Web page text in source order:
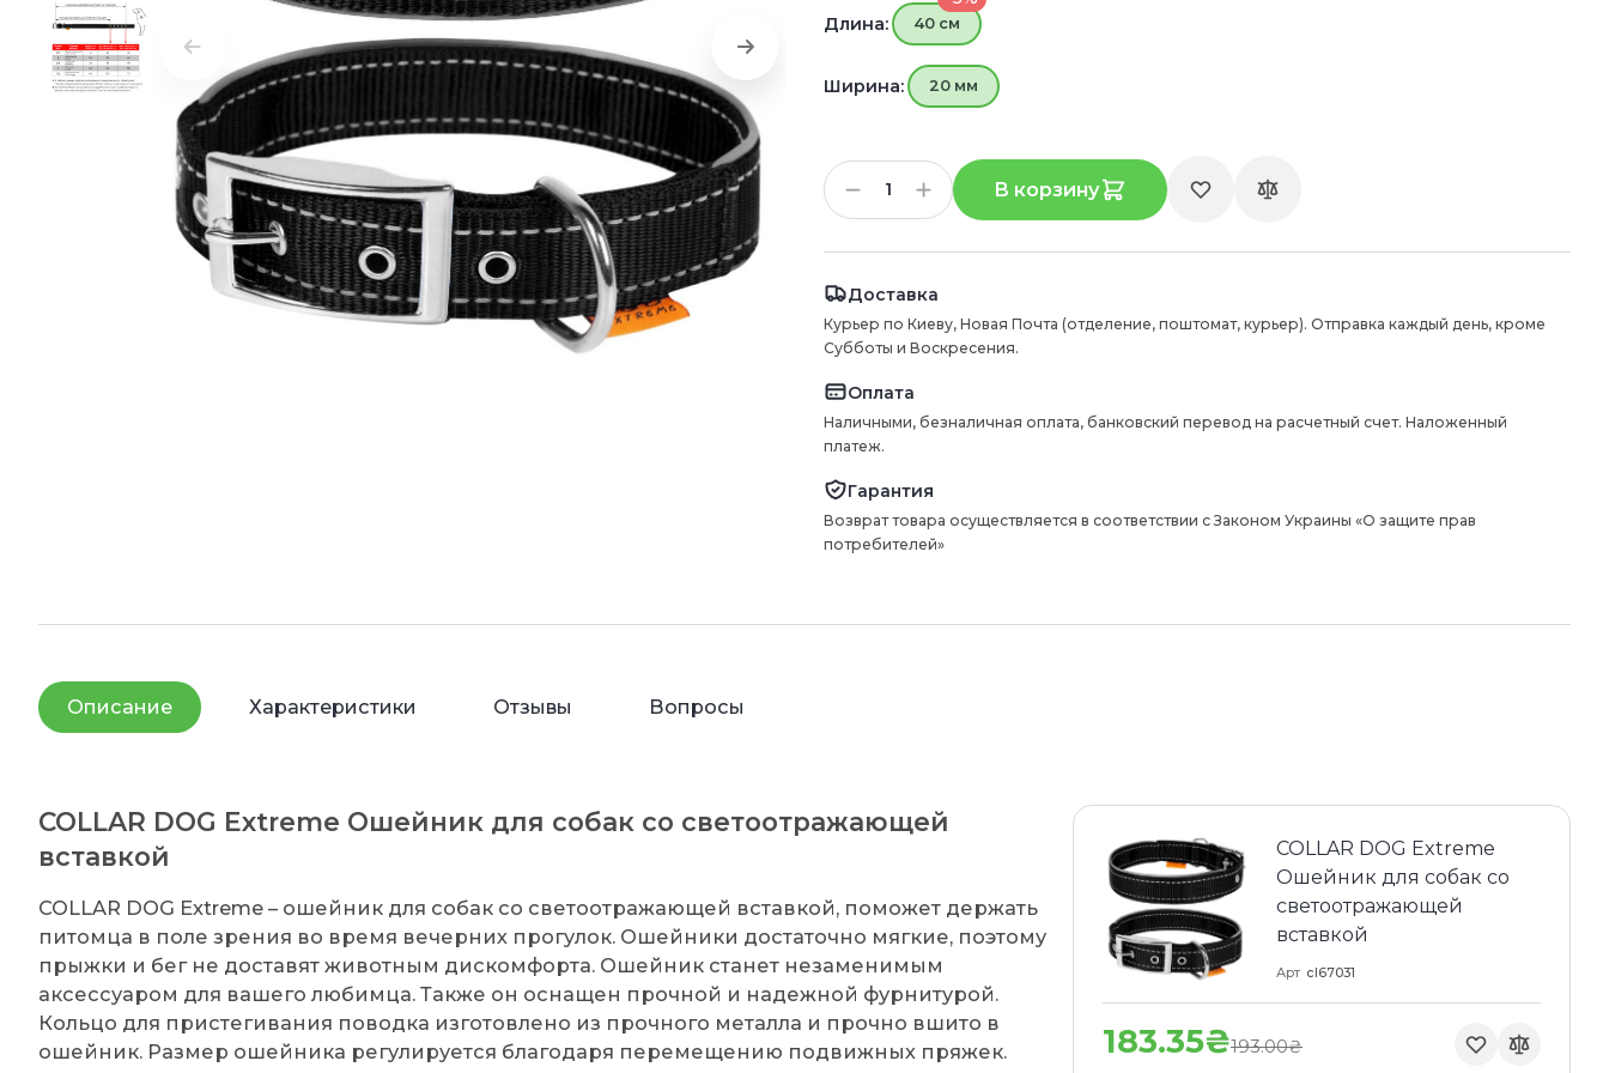
Длина: 40 см
Ширина: 20 мм
В корзину
Доставка
Курьер по Киеву, Новая Почта (отделение, поштомат, курьер). Отправка каждый день, кроме
Субботы и Воскресения.
Оплата
Наличными, безналичная оплата, банковский перевод на расчетный счет. Наложенный
платеж.
Гарантия
Возврат товара осуществляется в соответствии с Законом Украины «О защите прав
потребителей»
Описание Характеристики Отзывы Вопросы
COLLAR DOG Extreme Ошейник для собак со светоотражающей
вставкой
COLLAR DOG Extreme – ошейник для собак со светоотражающей вставкой, поможет держать
питомца в поле зрения во время вечерних прогулок. Ошейники достаточно мягкие, поэтому
прыжки и бег не доставят животным дискомфорта. Ошейник станет незаменимым
аксессуаром для вашего любимца. Также он оснащен прочной и надежной фурнитурой.
Кольцо для пристегивания поводка изготовлено из прочного металла и прочно вшито в
ошейник. Размер ошейника регулируется благодаря перемещению подвижных пряжек.
COLLAR DOG Extreme
Ошейник для собак со
светоотражающей
вставкой
Арт cl67031
183.35₴193.00₴